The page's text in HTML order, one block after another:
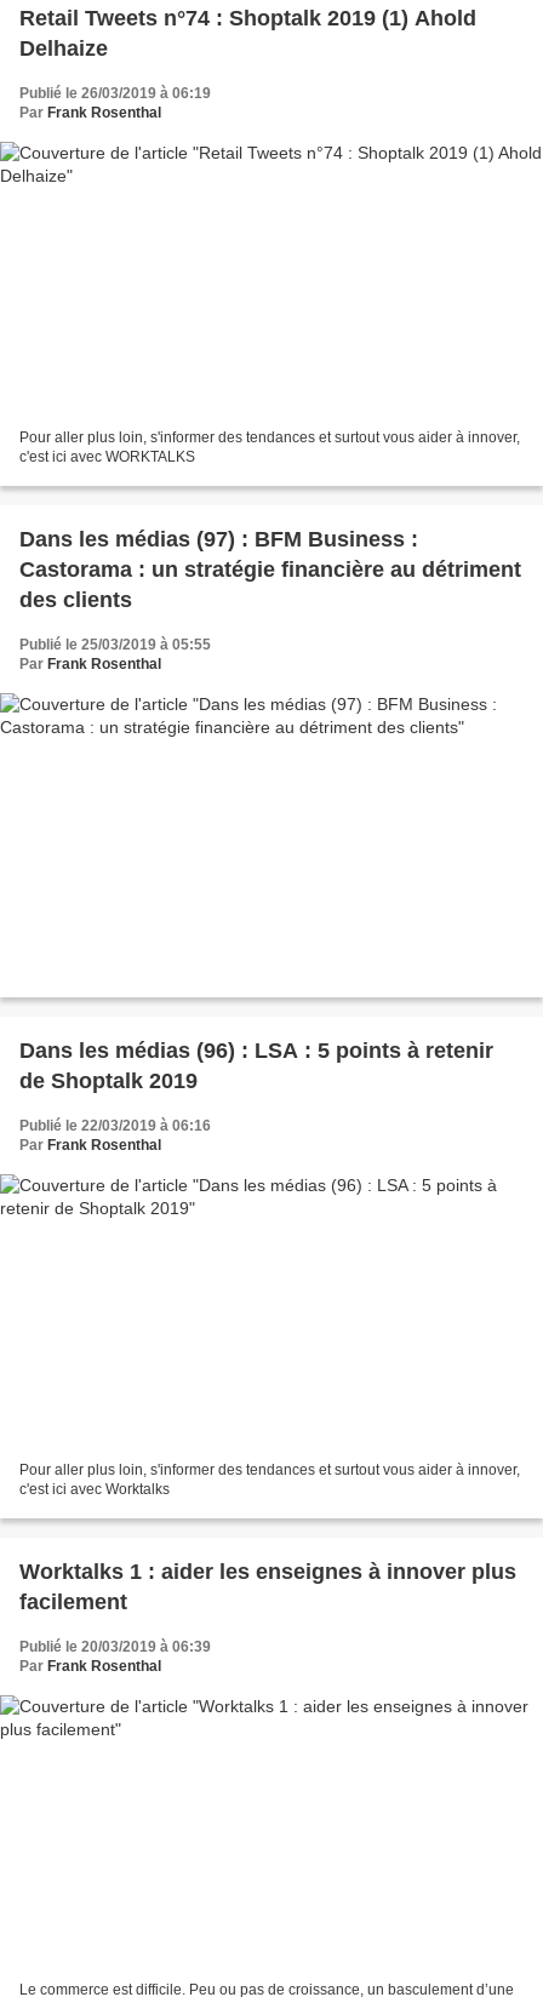
Retail Tweets n°74 : Shoptalk 2019 (1) Ahold
Delhaize
Publié le 26/03/2019 à 06:19
Par Frank Rosenthal
Pour aller plus loin, s'informer des tendances et surtout vous aider à innover,
c'est ici avec WORKTALKS
Dans les médias (97) : BFM Business :
Castorama : un stratégie financière au détriment
des clients
Publié le 25/03/2019 à 05:55
Par Frank Rosenthal
Dans les médias (96) : LSA : 5 points à retenir
de Shoptalk 2019
Publié le 22/03/2019 à 06:16
Par Frank Rosenthal
Pour aller plus loin, s'informer des tendances et surtout vous aider à innover,
c'est ici avec Worktalks
Worktalks 1 : aider les enseignes à innover plus
facilement
Publié le 20/03/2019 à 06:39
Par Frank Rosenthal
Le commerce est difficile. Peu ou pas de croissance, un basculement d’une